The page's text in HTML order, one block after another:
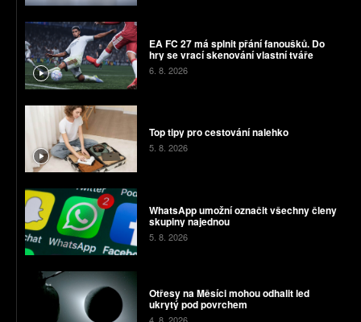
EA FC 27 má splnit přání fanoušků. Do
hry se vrací skenování vlastní tváře
6. 8. 2026
Top tipy pro cestování nalehko
5. 8. 2026
WhatsApp umožní označit všechny členy
skupiny najednou
5. 8. 2026
Otřesy na Měsíci mohou odhalit led
ukrytý pod povrchem